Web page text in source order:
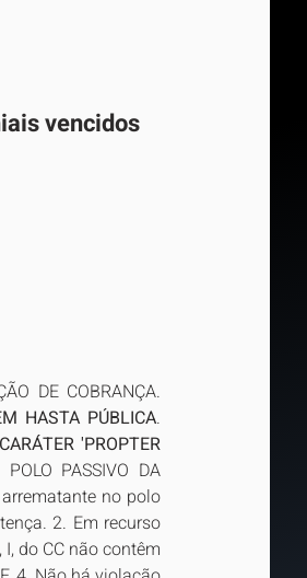
vencidos
DE COBRANÇA.
HASTA PÚBLICA
'PROPTER
PASSIVO DA
no polo
2. Em recurso
do CC não contêm